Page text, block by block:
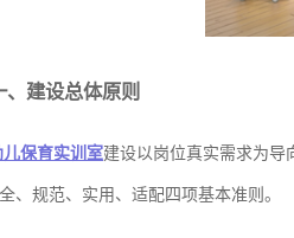
、建设总体原则
儿保育实训室建设以岗位真实需求为导
、规范、实用、适配四项基本准则。